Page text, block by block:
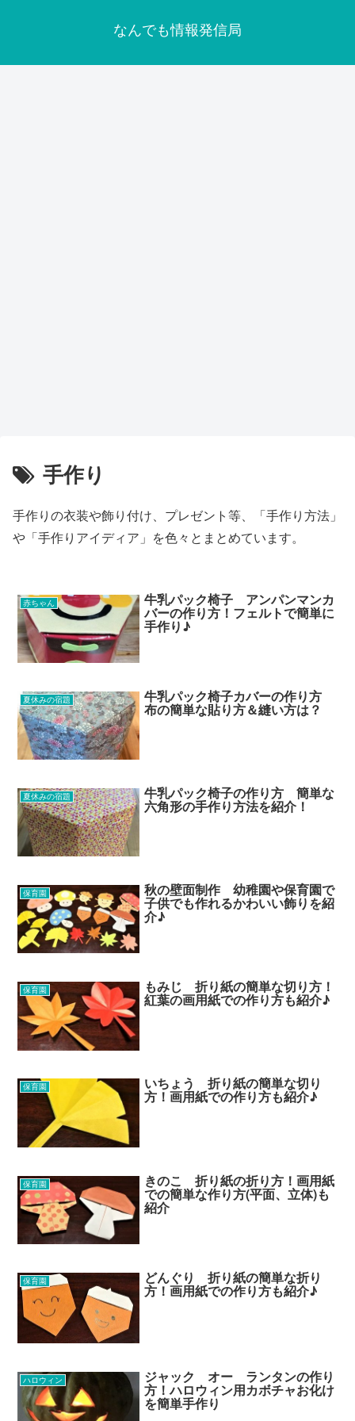
なんでも情報発信局
手作り
手作りの衣装や飾り付け、プレゼント等、「手作り方法」
や「手作りアイディア」を色々とまとめています。
赤ちゃん 牛乳パック椅子 アンパンマンカ
バーの作り方！フェルトで簡単に
手作り♪
夏休みの宿題 牛乳パック椅子カバーの作り方
布の簡単な貼り方＆縫い方は？
夏休みの宿題 牛乳パック椅子の作り方 簡単な
六角形の手作り方法を紹介！
保育園 秋の壁面制作 幼稚園や保育園で
子供でも作れるかわいい飾りを紹
介♪
保育園 もみじ 折り紙の簡単な切り方！
紅葉の画用紙での作り方も紹介♪
保育園 いちょう 折り紙の簡単な切り
方！画用紙での作り方も紹介♪
保育園 きのこ 折り紙の折り方！画用紙
での簡単な作り方(平面、立体)も
紹介
保育園 どんぐり 折り紙の簡単な折り
方！画用紙での作り方も紹介♪
ハロウィン ジャック オー ランタンの作り
方！ハロウィン用カボチャお化け
を簡単手作り